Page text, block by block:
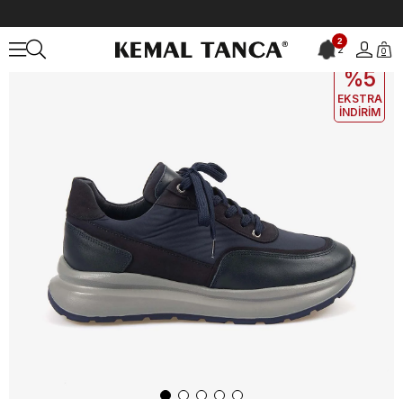
2
2 0
EKLE5
%5
EKSTRA
İNDİRİM